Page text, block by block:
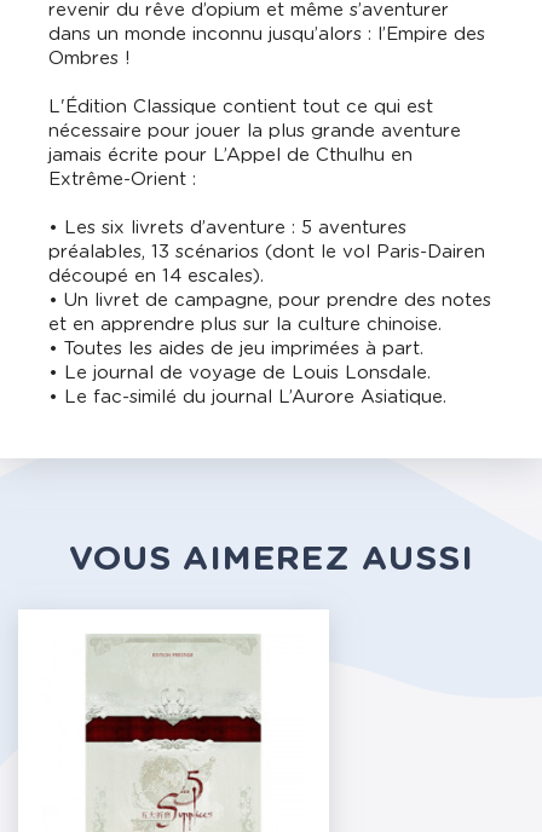
revenir du rêve d’opium et même s’aventurer
dans un monde inconnu jusqu’alors : l’Empire des
Ombres !
L'Édition Classique contient tout ce qui est
nécessaire pour jouer la plus grande aventure
jamais écrite pour L’Appel de Cthulhu en
Extrême-Orient :
• Les six livrets d’aventure : 5 aventures
préalables, 13 scénarios (dont le vol Paris-Dairen
découpé en 14 escales).
• Un livret de campagne, pour prendre des notes
et en apprendre plus sur la culture chinoise.
• Toutes les aides de jeu imprimées à part.
• Le journal de voyage de Louis Lonsdale.
• Le fac-similé du journal L’Aurore Asiatique.
VOUS AIMEREZ AUSSI